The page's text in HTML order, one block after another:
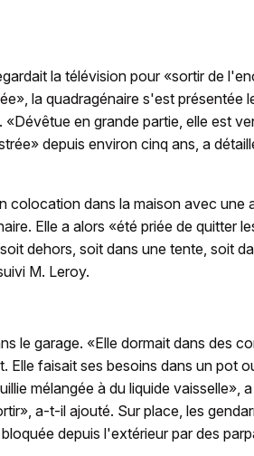
la télévision pour «sortir de
la quadragénaire s'est présentée
en grande partie, elle est
depuis environ cinq ans, a
colocation dans la maison avec une
Elle a alors «été priée de quitter
dehors, soit dans une tente, soit
M. Leroy.
le garage. «Elle dormait dans des
Elle faisait ses besoins dans un pot
mélangée à du liquide vaisselle»,
a-t-il ajouté. Sur place, les
depuis l'extérieur par des